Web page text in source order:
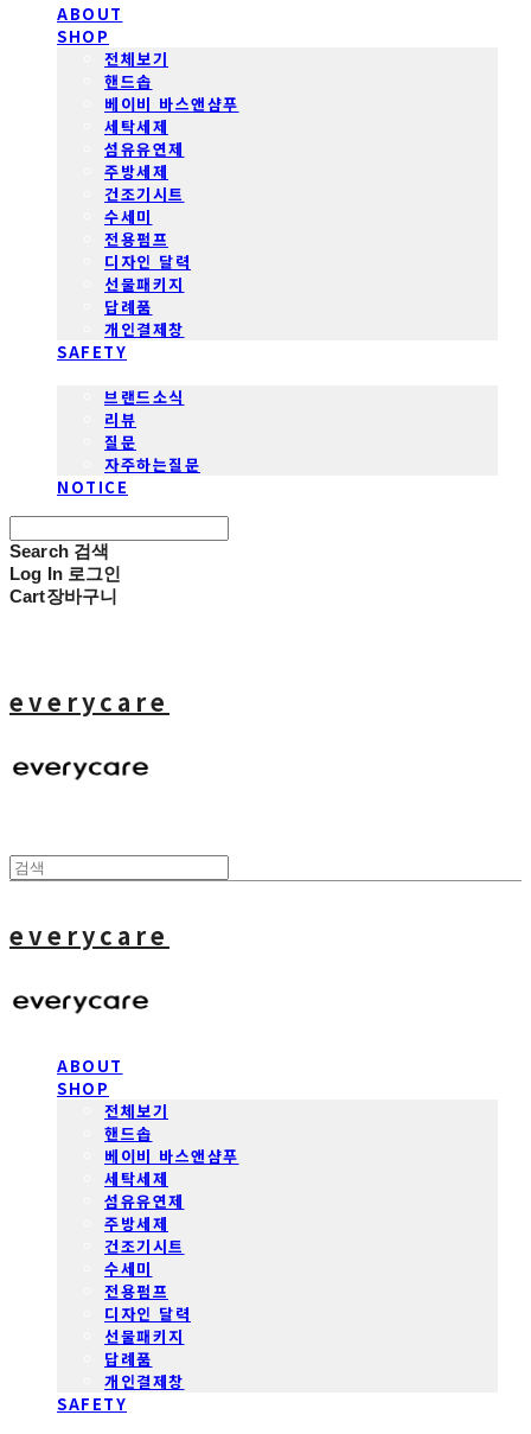
ABOUT
SHOP
전체보기
핸드솝
베이비 바스앤샴푸
세탁세제
섬유유연제
주방세제
건조기시트
수세미
전용펌프
디자인 달력
선물패키지
답례품
개인결제창
SAFETY
브랜드소식
리뷰
질문
자주하는질문
NOTICE
Search 검색
Log In 로그인
Cart장바구니
everycare
everycare
ABOUT
SHOP
전체보기
핸드솝
베이비 바스앤샴푸
세탁세제
섬유유연제
주방세제
건조기시트
수세미
전용펌프
디자인 달력
선물패키지
답례품
개인결제창
SAFETY